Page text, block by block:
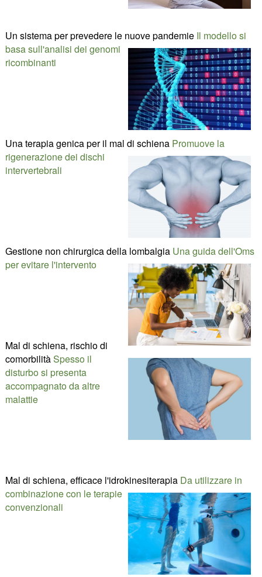
Un sistema per prevedere le nuove pandemie Il modello si
basa sull'analisi dei genomi
ricombinanti
Una terapia genica per il mal di schiena Promuove la
rigenerazione dei dischi
intervertebrali
Gestione non chirurgica della lombalgia Una guida dell'Oms
per evitare l'intervento
Mal di schiena, rischio di
comorbilitàSpesso il
disturbo si presenta
accompagnato da altre
malattie
Mal di schiena, efficace l'idrokinesiterapia Da utilizzare in
combinazione con le terapie
convenzionali